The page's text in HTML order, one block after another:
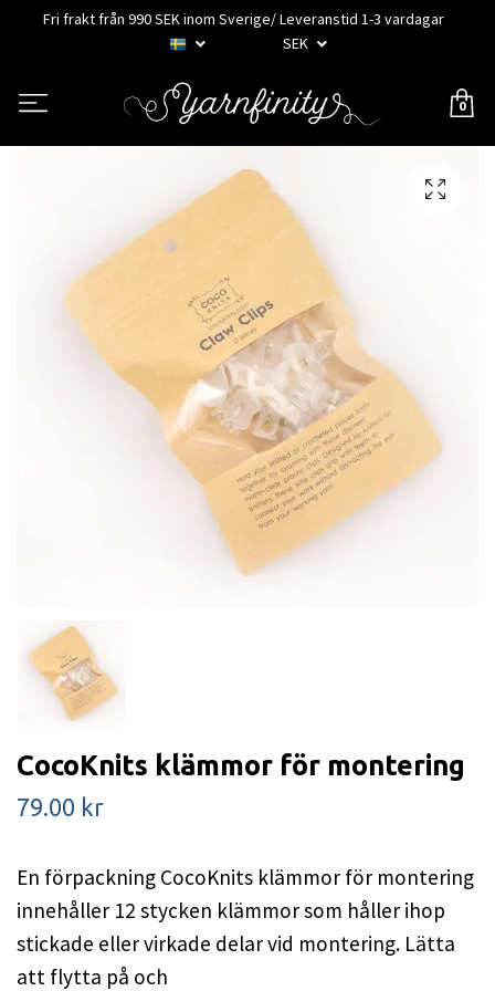
Fri frakt från 990 SEK inom Sverige/ Leveranstid 1-3 vardagar
SEK
0
CocoKnits klämmor för montering
79.00 kr
En förpackning CocoKnits klämmor för montering
innehåller 12 stycken klämmor som håller ihop
stickade eller virkade delar vid montering. Lätta
att flytta på och